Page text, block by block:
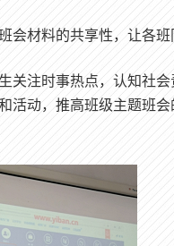
会材料的共享性，让各
关注时事热点，认知社会
活动，推高班级主题班